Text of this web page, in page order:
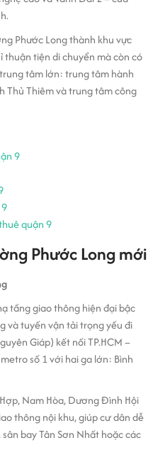
Phước Long thành khu vực
tiện di chuyển mà còn có
tâm lớn: trung tâm hành
Thủ Thiêm và trung tâm công
9
quận 9
Phước Long mới
tầng giao thông hiện đại bậc
và tuyến vận tải trọng yếu đi
Giáp) kết nối TP.HCM –
số 1 với hai ga lớn: Bình
Nam Hòa, Dương Đình Hội
thông nội khu, giúp cư dân dễ
bay Tân Sơn Nhất hoặc các